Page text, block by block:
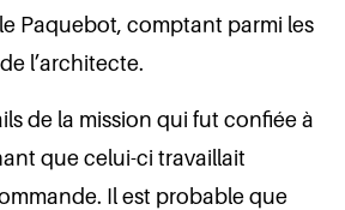
Paquebot, comptant parmi les
l’architecte.
de la mission qui fut confiée à
que celui-ci travaillait
Il est probable que